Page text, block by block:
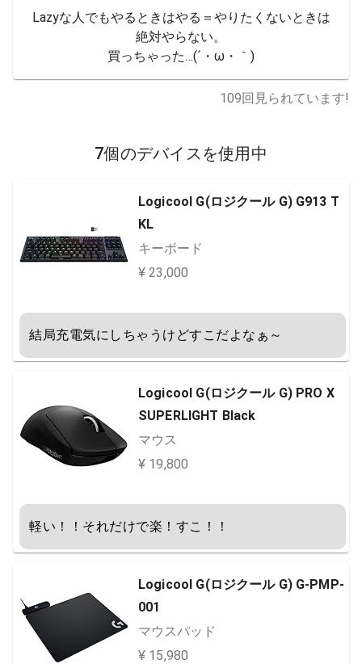
Lazyな人でもやるときはやる＝やりたくないときは
絶対やらない。
買っちゃった…(´・ω・｀)
109回見られています!
7個のデバイスを使用中
Logicool G(ロジクール G) G913 T
KL
キーボード
¥ 23,000
結局充電気にしちゃうけどすこだよなぁ～
Logicool G(ロジクール G) PRO X
SUPERLIGHT Black
マウス
¥ 19,800
軽い！！それだけで楽！すこ！！
Logicool G(ロジクール G) G-PMP-
001
マウスパッド
¥ 15,980